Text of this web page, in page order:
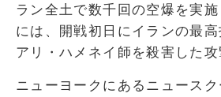
ラン全土で数千回の空爆を実
には、開戦初日にイランの最高
アリ・ハメネイ師を殺害した攻
ニューヨークにあるニュース